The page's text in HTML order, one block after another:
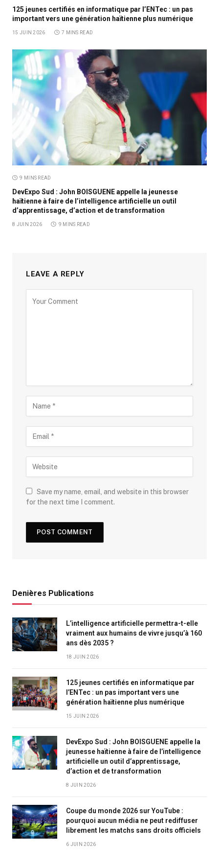
125 jeunes certifiés en informatique par l’ENTec : un pas
important vers une génération haïtienne plus numérique
15 JUIN 2026 7 MINS READ
9 MINS READ
DevExpo Sud : John BOISGUENE appelle la jeunesse
haïtienne à faire de l’intelligence artificielle un outil
d’apprentissage, d’action et de transformation
8 JUIN 2026 9 MINS READ
LEAVE A REPLY
Save my name, email, and website in this browser
for the next time I comment.
Denières Publications
L’intelligence artificielle permettra-t-elle
vraiment aux humains de vivre jusqu’à 160
ans dès 2035 ?
18 JUIN 2026
125 jeunes certifiés en informatique par
l’ENTec : un pas important vers une
génération haïtienne plus numérique
15 JUIN 2026
DevExpo Sud : John BOISGUENE appelle la
jeunesse haïtienne à faire de l’intelligence
artificielle un outil d’apprentissage,
d’action et de transformation
8 JUIN 2026
Coupe du monde 2026 sur YouTube :
pourquoi aucun média ne peut rediffuser
librement les matchs sans droits officiels
6 JUIN 2026